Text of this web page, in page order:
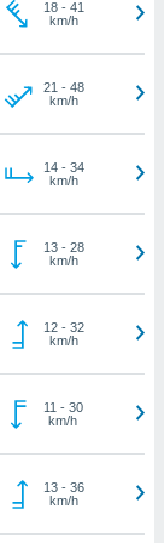
18- 41
km/h
21 - 48
km/h
14- 34
km/h
13- 28
km/h
12- 32
km/h
11 - 30
km/h
13- 36
km/h